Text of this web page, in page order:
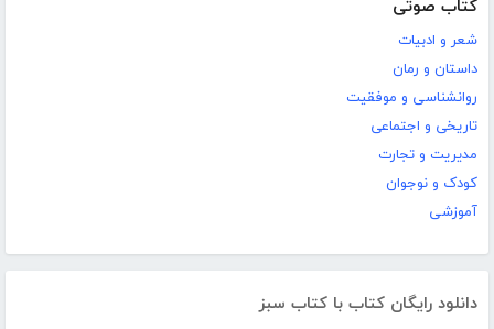
کتاب صوتی
شعر و ادبیات
داستان و رمان
روانشناسی و موفقیت
تاریخی و اجتماعی
مدیریت و تجارت
کودک و نوجوان
آموزشی
دانلود رایگان کتاب با کتاب سبز